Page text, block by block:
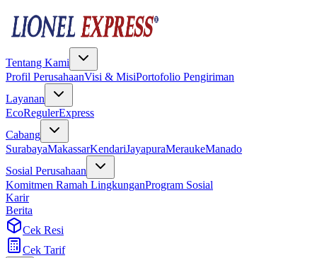
Tentang Kami
Profil PerusahaanVisi & MisiPortofolio Pengiriman
Layanan
EcoRegulerExpress
Cabang
SurabayaMakassarKendariJayapuraMeraukeManado
Sosial Perusahaan
Komitmen Ramah LingkunganProgram Sosial
Karir
Berita
Cek Resi
Cek Tarif